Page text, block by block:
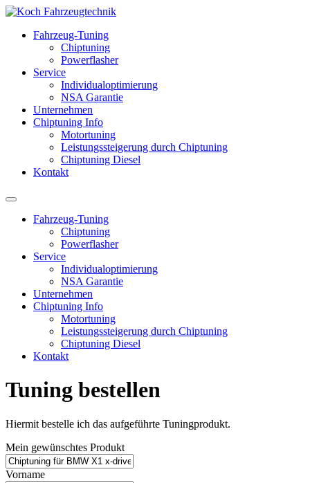
Fahrzeug-Tuning
Chiptuning
Powerflasher
Service
Individualoptimierung
NSA Garantie
Unternehmen
Chiptuning Info
Motortuning
Leistungssteigerung durch Chiptuning
Chiptuning Diesel
Kontakt
Fahrzeug-Tuning
Chiptuning
Powerflasher
Service
Individualoptimierung
NSA Garantie
Unternehmen
Chiptuning Info
Motortuning
Leistungssteigerung durch Chiptuning
Chiptuning Diesel
Kontakt
Tuning bestellen
Hiermit bestelle ich das aufgeführte Tuningprodukt.
Mein gewünschtes Produkt
Vorname